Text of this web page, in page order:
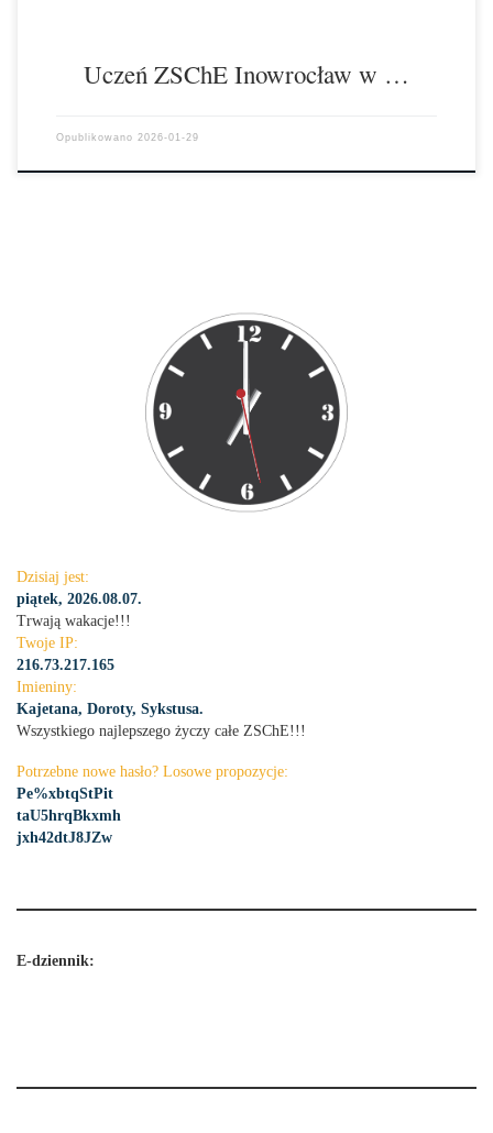
Uczeń ZSChE Inowrocław w …
Opublikowano 2026-01-29
Dzisiaj jest:
piątek, 2026.08.07.
Trwają wakacje!!!
Twoje IP:
216.73.217.165
Imieniny:
Kajetana, Doroty, Sykstusa.
Wszystkiego najlepszego życzy całe ZSChE!!!
Potrzebne nowe hasło? Losowe propozycje:
Pe%xbtqStPit
taU5hrqBkxmh
jxh42dtJ8JZw
E-dziennik: